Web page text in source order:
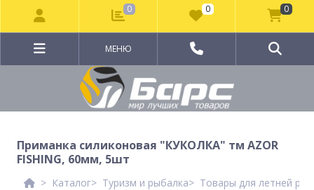
МЕНЮ
Приманка силиконовая "КУКОЛКА" тм AZOR
FISHING, 60мм, 5шт
Каталог Туризм и рыбалка Товары для летней
0 0 0